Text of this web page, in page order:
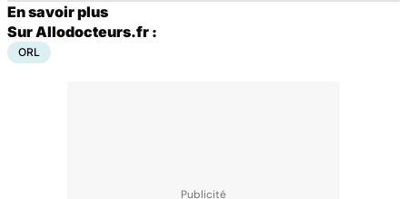
En savoir plus
Sur Allodocteurs.fr :
ORL